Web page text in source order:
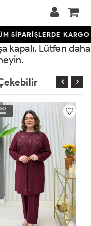
SİPARİŞLERDE KARGO
kapalı. Lütfen daha